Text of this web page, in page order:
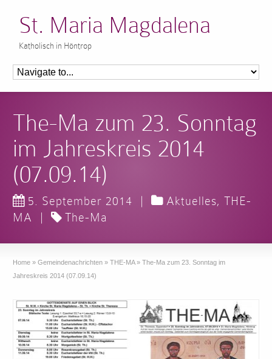
St. Maria Magdalena
Katholisch in Höntrop
The-Ma zum 23. Sonntag
im Jahreskreis 2014
(07.09.14)
5. September 2014 | Aktuelles,THE-
MA
| The-Ma
Home » Gemeindenachrichten » THE-MA » The-Ma zum 23. Sonntag im
Jahreskreis 2014 (07.09.14)